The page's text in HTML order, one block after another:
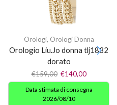
Orologi, Orologi Donna
Orologio Liu.Jo donna tlj1832
dorato
€159,00 €140,00
Data stimata di consegna
2026/08/10